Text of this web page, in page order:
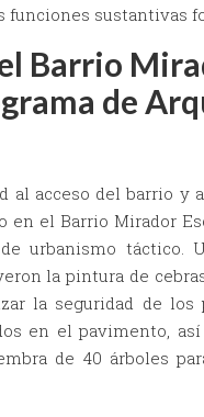
funciones sustantivas
Barrio
de
al acceso del barrio y
en el Barrio Mirador
urbanismo táctico.
la pintura de
la seguridad de
en el pavimento,
de 40 árboles